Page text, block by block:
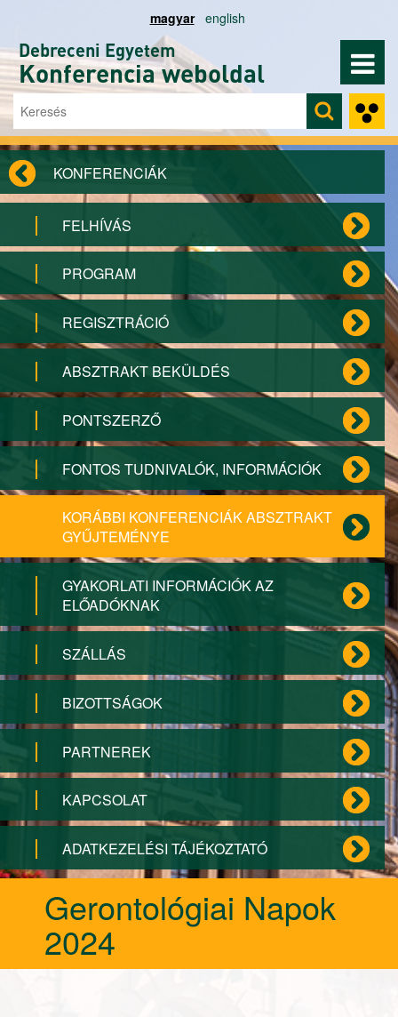
magyar english
Debreceni Egyetem
Konferencia weboldal
Keresés űrlap
Keresés
KONFERENCIÁK
FELHÍVÁS
PROGRAM
REGISZTRÁCIÓ
ABSZTRAKT BEKÜLDÉS
PONTSZERZŐ
FONTOS TUDNIVALÓK, INFORMÁCIÓK
KORÁBBI KONFERENCIÁK ABSZTRAKT
GYŰJTEMÉNYE
GYAKORLATI INFORMÁCIÓK AZ
ELŐADÓKNAK
SZÁLLÁS
BIZOTTSÁGOK
PARTNEREK
KAPCSOLAT
ADATKEZELÉSI TÁJÉKOZTATÓ
Gerontológiai Napok
2024